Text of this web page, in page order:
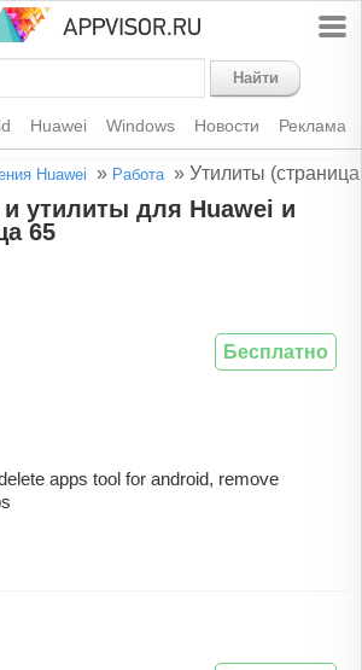
Найти
Huawei Windows Новости Реклама
Huawei » Работа » Утилиты
утилиты для Huawei и
65
apps tool for android, remove
Бесплатно